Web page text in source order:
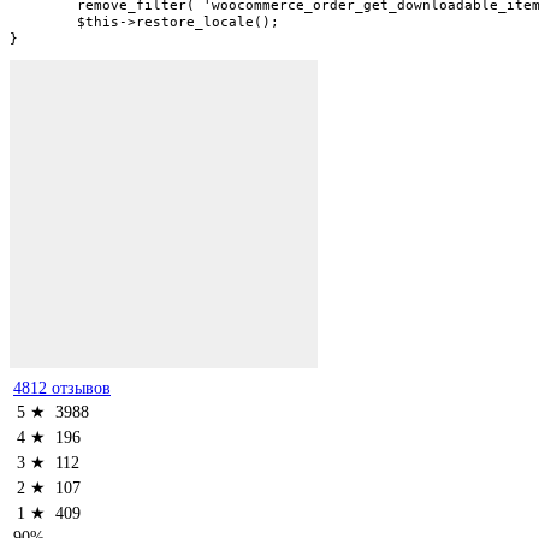
}
4812 отзывов
5 ★ 3988
4 ★
196
3 ★
112
2 ★
107
1 ★ 409